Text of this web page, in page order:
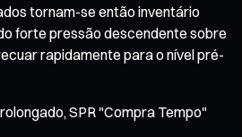
tornam-se então inventário
forte pressão descendente sobre
rapidamente para o nível pré-
SPR "Compra Tempo"